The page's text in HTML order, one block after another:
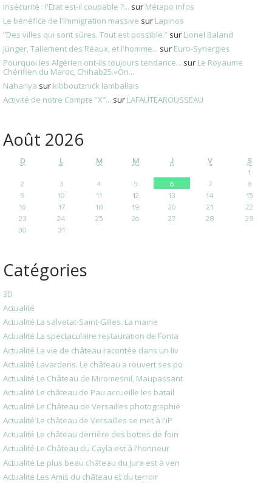
Insécurité : l'Etat est-il coupable ?... sur Métapo infos
Le bénéfice de l'immigration massive sur Lapinos
”Des villes qui sont sûres. Tout est possible.” sur Lionel Baland
Jünger, Tallement des Réaux, et l'homme... sur Euro-Synergies
Pourquoi les Algérien ont-ils toujours tendance... sur Le Royaume
Chérifien du Maroc, Chihab25.«On...
Nahariya sur kibboutznick lamballais
Activité de notre Compte ”X”... sur LAFAUTEAROUSSEAU
Août 2026
D L M M J V
S
1
2
3 4 5 6 7
8
9
10 11 12 13 14
15
16
17 18 19 20 21
22
23
24 25 26 27 28
29
30
31
Catégories
3D
Actualité
Actualité La salvetat-Saint-Gilles. La mairie
Actualité La spectaculaire restauration de Fonta
Actualité La vie de château racontée dans un liv
Actualité Lavardens. Le château a rouvert ses po
Actualité Le Château de Miromesnil, Maupassant
Actualité Le château de Pau accueille les batail
Actualité Le Château de Versailles photographié
Actualité Le château de Versailles se met à l'iP
Actualité Le château derrière des bottes de foin
Actualité Le Château du Cayla est à l’honneur
Actualité Le plus beau château du Jura est à ven
Actualité Les Amis du château et du terroir